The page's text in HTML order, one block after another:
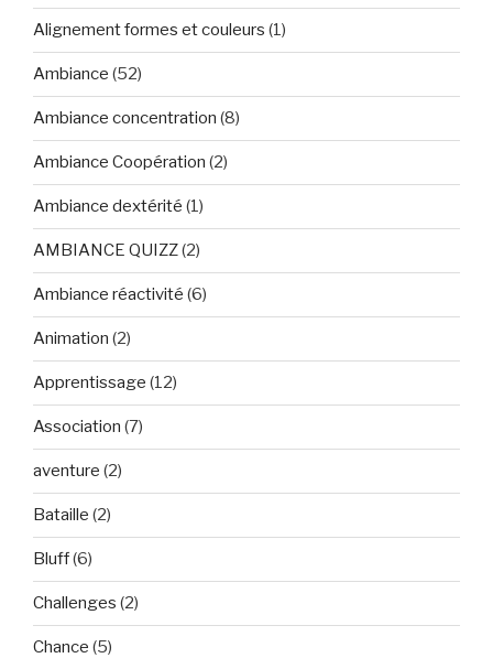
Alignement formes et couleurs (1)
Ambiance (52)
Ambiance concentration (8)
Ambiance Coopération (2)
Ambiance dextérité (1)
AMBIANCE QUIZZ(2)
Ambiance réactivité (6)
Animation (2)
Apprentissage (12)
Association (7)
aventure (2)
Bataille (2)
Bluff(6)
Challenges (2)
Chance (5)